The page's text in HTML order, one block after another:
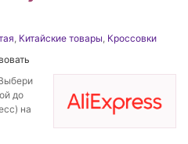
, Китайские товары, Кроссовки
до
на